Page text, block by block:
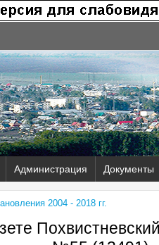
Администрация Документы
2004 - 2018 гг.